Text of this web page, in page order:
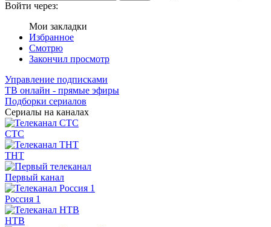
Войти через:
Мои закладки
Избранное
Смотрю
Закончил просмотр
Управление подписками
ТВ онлайн - прямые эфиры
Подборки сериалов
Сериалы на каналах
СТС
ТНТ
Первый канал
Россия 1
НТВ